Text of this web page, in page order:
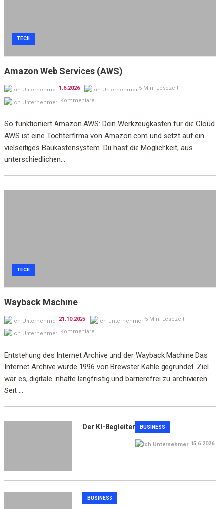
TECH
Amazon Web Services (AWS)
1.6.2026
5 Min. Lesezeit
Kommentare
So funktioniert Amazon AWS: Dein Werkzeugkasten für die Cloud
AWS ist eine Tochterfirma von Amazon.com und setzt auf ein
vielseitiges Baukastensystem. Du hast die Möglichkeit, aus
unterschiedlichen...
TECH
Wayback Machine
21.10.2025
5 Min. Lesezeit
Kommentare
Entstehung des Internet Archive und der Wayback Machine Das
Internet Archive wurde 1996 von Brewster Kahle gegründet. Ziel
war es, digitale Inhalte langfristig und barrierefrei zu archivieren.
Seit ...
BUSINESS
Der KI-Begleiter
15.6.2026
BUSINESS